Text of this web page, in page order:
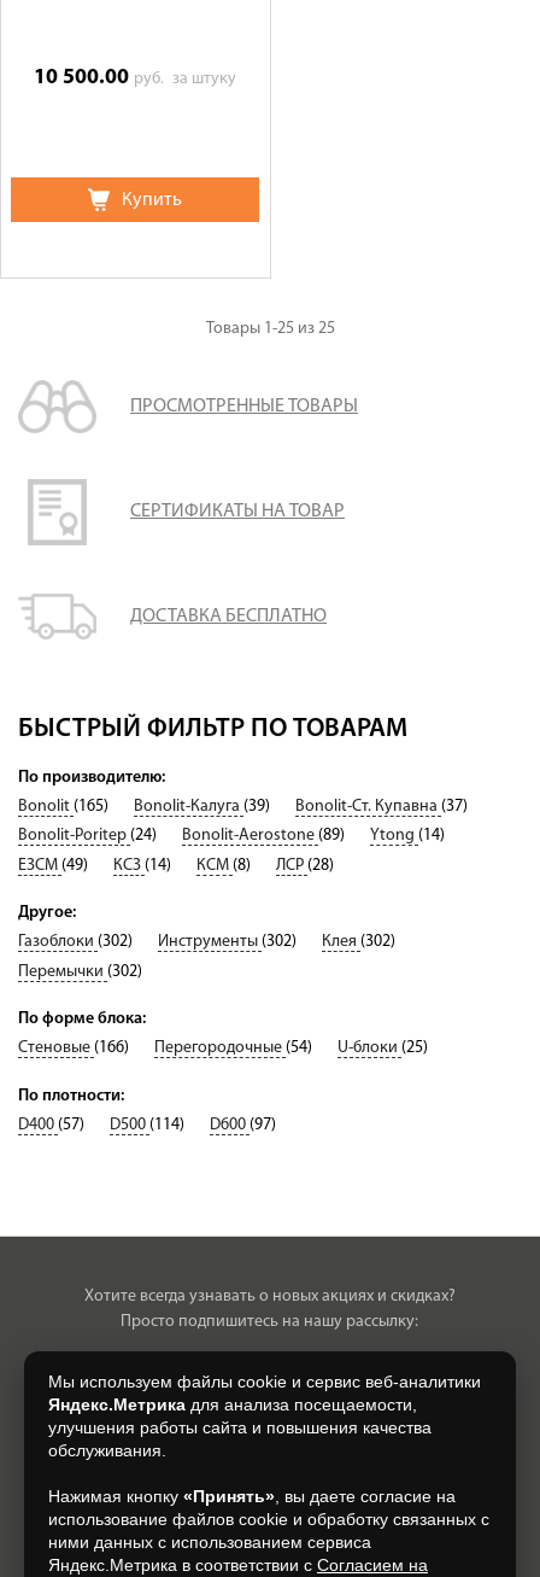
10 500.00 руб.за штуку
Купить
Товары 1-25 из 25
ПРОСМОТРЕННЫЕ ТОВАРЫ
СЕРТИФИКАТЫ НА ТОВАР
ДОСТАВКА БЕСПЛАТНО
БЫСТРЫЙ ФИЛЬТР ПО ТОВАРАМ
По производителю:
Bonolit (165) Bonolit-Калуга (39) Bonolit-Ст. Купавна (37)
Bonolit-Poritep (24) Bonolit-Aerostone (89) Ytong (14)
ЕЗСМ (49) КСЗ (14) КСМ (8) ЛСР (28)
Другое:
Газоблоки (302) Инструменты (302) Клея (302)
Перемычки (302)
По форме блока:
Стеновые (166) Перегородочные (54) U-блоки (25)
По плотности:
D400 (57) D500 (114) D600 (97)
Хотите всегда узнавать о новых акциях и скидках?
Просто подпишитесь на нашу рассылку:
Нажимая на кнопку, я даю свое согласие на обработку моих
персональных данных, на условиях и для целей, определенных в
Подписаться
Мы используем файлы cookie и сервис веб-аналитики
Яндекс.Метрика для анализа посещаемости,
улучшения работы сайта и повышения качества
обслуживания.
Нажимая кнопку «Принять» , вы даете согласие на
использование файлов cookie и обработку связанных с
ними данных с использованием сервиса
Яндекс.Метрика в соответствии с Согласием на